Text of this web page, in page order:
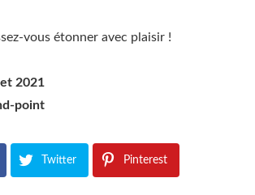
vous étonner avec plaisir !
2021
point
Twitter Pinterest